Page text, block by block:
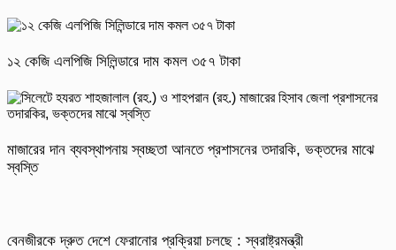
১২ কেজি এলপিজি সিলিন্ডারে দাম কমল ৩৫৭ টাকা
মাজারের দান ব্যবস্থাপনায় স্বচ্ছতা আনতে প্রশাসনের তদারকি, ভক্তদের মাঝে
স্বস্তি
বেনজীরকে দ্রুত দেশে ফেরানোর প্রক্রিয়া চলছে : স্বরাষ্ট্রমন্ত্রী